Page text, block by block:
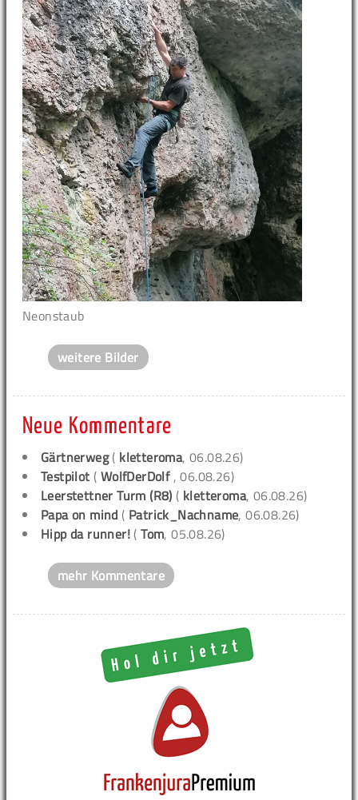
Neonstaub
weitere Bilder
Neue Kommentare
Gärtnerweg( kletteroma, 06.08.26)
Testpilot ( WolfDerDolf , 06.08.26)
Leerstettner Turm (R8) ( kletteroma, 06.08.26)
Papa on mind ( Patrick_Nachname, 06.08.26)
Hipp da runner! (Tom, 05.08.26)
mehr Kommentare